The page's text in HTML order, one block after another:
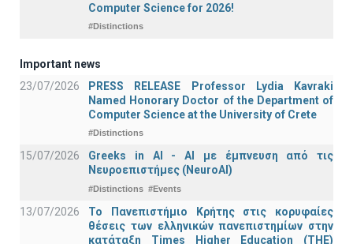
Computer Science for 2026!
#Distinctions
Important news
23/07/2026
PRESS RELEASE Professor Lydia Kavraki
Named Honorary Doctor of the Department of
Computer Science at the University of Crete
#Distinctions
15/07/2026
Greeks in AI - ΑΙ με έμπνευση από τις
Νευροεπιστήμες (NeuroAI)
#Distinctions #Events
13/07/2026
Το Πανεπιστήμιο Κρήτης στις κορυφαίες
θέσεις των ελληνικών πανεπιστημίων στην
κατάταξη Times Higher Education (ΤΗΕ)